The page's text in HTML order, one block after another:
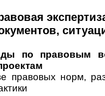
по правовым
правовых норм,